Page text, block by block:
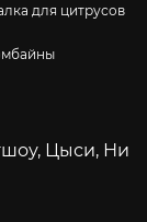
для цитрусов
Цыси, Ни